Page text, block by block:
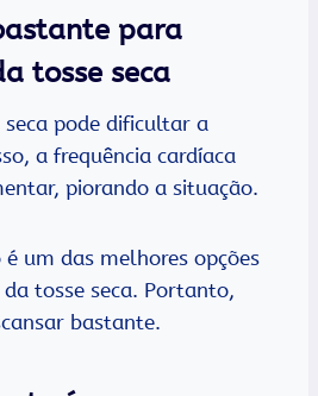
para
tosse seca
seca pode dificultar a
a frequência cardíaca
piorando a situação.
é um das melhores opções
tosse seca. Portanto,
bastante.